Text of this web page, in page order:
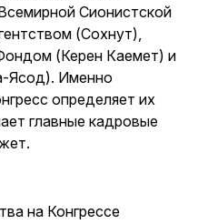
Сионистской
(Сохнут),
(Керен Каемет) и
Ясод). Именно
определяет их
главные кадровые
на Конгрессе